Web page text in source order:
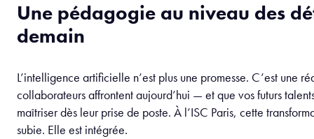
Une pédagogie au niveau des
demain
L’intelligence artificielle n’est plus une promesse. C’est une
collaborateurs affrontent aujourd’hui — et que vos futurs
maîtriser dès leur prise de poste. À l’ISC Paris, cette
subie. Elle est intégrée.